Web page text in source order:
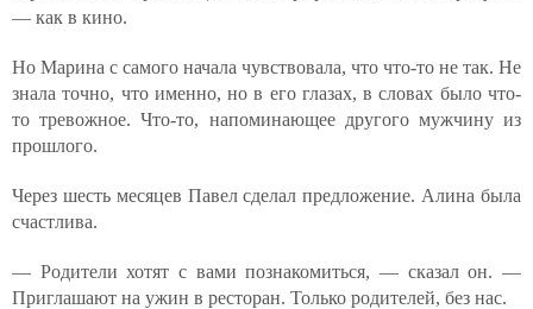
— как в кино.
Но Марина с самого начала чувствовала, что что-то не так. Не
знала точно, что именно, но в его глазах, в словах было что-
то тревожное. Что-то, напоминающее другого мужчину из
прошлого.
Через шесть месяцев Павел сделал предложение. Алина была
счастлива.
— Родители хотят с вами познакомиться, — сказал он. —
Приглашают на ужин в ресторан. Только родителей, без нас.